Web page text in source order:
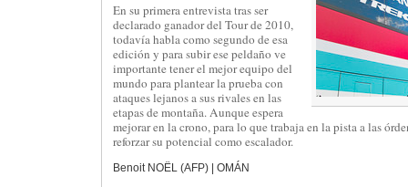
En su primera entrevista tras ser
declarado ganador del Tour de 2010,
todavía habla como segundo de esa
edición y para subir ese peldaño ve
importante tener el mejor equipo del
mundo para plantear la prueba con
ataques lejanos a sus rivales en las
etapas de montaña. Aunque espera
mejorar en la crono, para lo que trabaja en la pista a las
reforzar su potencial como escalador.
Benoit NOËL (AFP) | OMÁN